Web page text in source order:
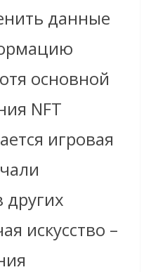
данные
основной
NFT
игровая
других
искусство –